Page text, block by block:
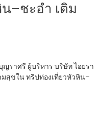
–ชะอำ เติม
ญราศรี ผู้บริหาร บริษัท ไอยรา
สุขใน ทริปท่องเที่ยวหัวหิน–